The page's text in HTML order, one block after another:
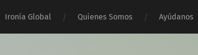
Ironía Global Quienes Somos Ayúdanos